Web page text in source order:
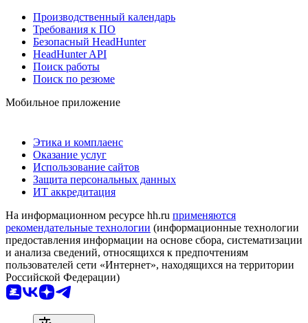
Производственный календарь
Требования к ПО
Безопасный HeadHunter
HeadHunter API
Поиск работы
Поиск по резюме
Мобильное приложение
Этика и комплаенс
Оказание услуг
Использование сайтов
Защита персональных данных
ИТ аккредитация
На информационном ресурсе hh.ru применяются
рекомендательные технологии (информационные технологии
предоставления информации на основе сбора, систематизации
и анализа сведений, относящихся к предпочтениям
пользователей сети «Интернет», находящихся на территории
Российской Федерации)